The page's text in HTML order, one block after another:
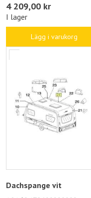
4 209,00 kr
I lager
Lägg i varukorg
Dachspange vit